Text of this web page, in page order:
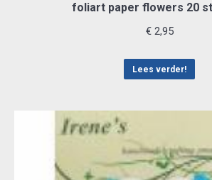
foliart paper flowers 20
€2,95
Lees verder!